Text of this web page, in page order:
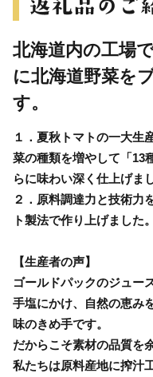
北海道内の工場
に北海道野菜を
す。
１．夏秋トマトの一大生
菜の種類を増やして「13
らに味わい深く仕上げま
２．原料調達力と技術力
ト製法で作り上げました。
【生産者の声】
ゴールドパックのジュー
手塩にかけ、自然の恵み
味のきめ手です。
だからこそ素材の品質を
私たちは原料産地に搾汁